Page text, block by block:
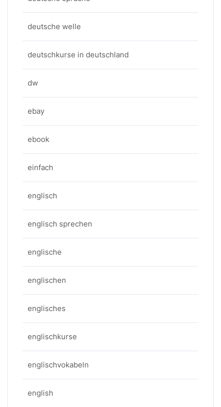
deutsche welle
deutschkurse in deutschland
dw
ebay
ebook
einfach
englisch
englisch sprechen
englische
englischen
englisches
englischkurse
englischvokabeln
english